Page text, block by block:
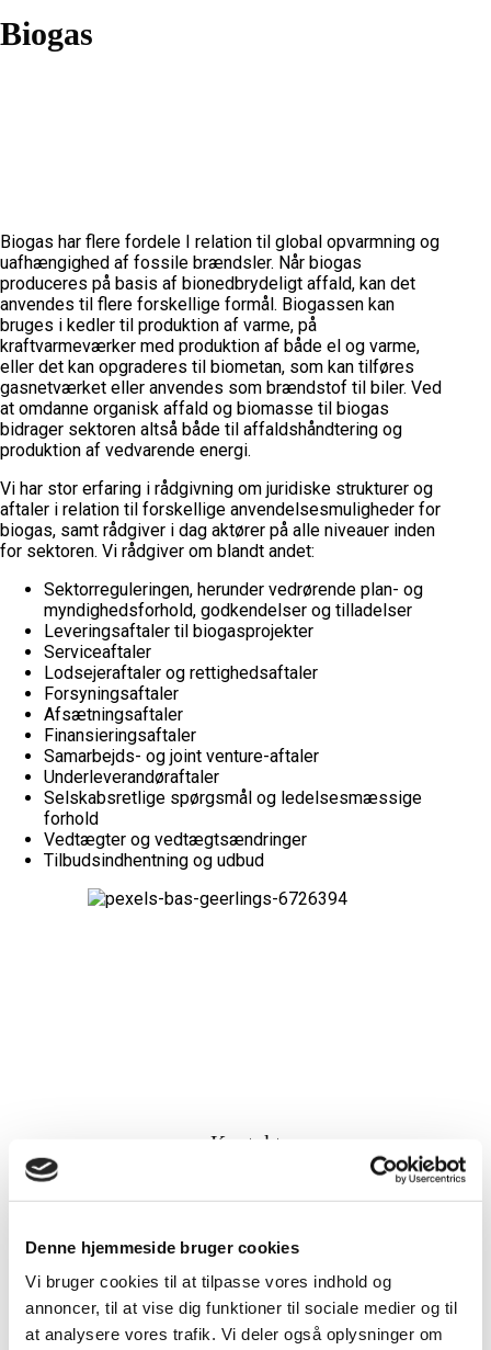
Denne hjemmeside bruger cookies
Vi bruger cookies til at tilpasse vores indhold og
annoncer, til at vise dig funktioner til sociale medier og til
at analysere vores trafik. Vi deler også oplysninger om
Biogas
Biogas har flere fordele I relation til global opvarmning og
uafhængighed af fossile brændsler. Når biogas
produceres på basis af bionedbrydeligt affald, kan det
anvendes til flere forskellige formål. Biogassen kan
bruges i kedler til produktion af varme, på
kraftvarmeværker med produktion af både el og varme,
eller det kan opgraderes til biometan, som kan tilføres
gasnetværket eller anvendes som brændstof til biler. Ved
at omdanne organisk affald og biomasse til biogas
bidrager sektoren altså både til affaldshåndtering og
produktion af vedvarende energi.
Vi har stor erfaring i rådgivning om juridiske strukturer og
aftaler i relation til forskellige anvendelsesmuligheder for
biogas, samt rådgiver i dag aktører på alle niveauer inden
for sektoren. Vi rådgiver om blandt andet:
Sektorreguleringen, herunder vedrørende plan- og
myndighedsforhold, godkendelser og tilladelser
Leveringsaftaler til biogasprojekter
Serviceaftaler
Lodsejeraftaler og rettighedsaftaler
Forsyningsaftaler
Afsætningsaftaler
Finansieringsaftaler
Samarbejds- og joint venture-aftaler
Underleverandøraftaler
Selskabsretlige spørgsmål og ledelsesmæssige
forhold
Vedtægter og vedtægtsændringer
Tilbudsindhentning og udbud
Kontakt
Asger Janfelt
Partner, advokat
+45 25 29 08 43